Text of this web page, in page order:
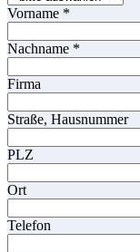
Vorname *
Nachname *
Firma
Straße, Hausnummer
PLZ
Ort
Telefon